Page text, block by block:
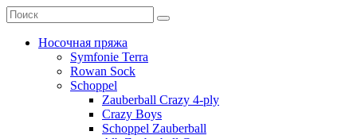
Носочная пряжа
Symfonie Terra
Rowan Sock
Schoppel
Zauberball Crazy 4-ply
Crazy Boys
Schoppel Zauberball